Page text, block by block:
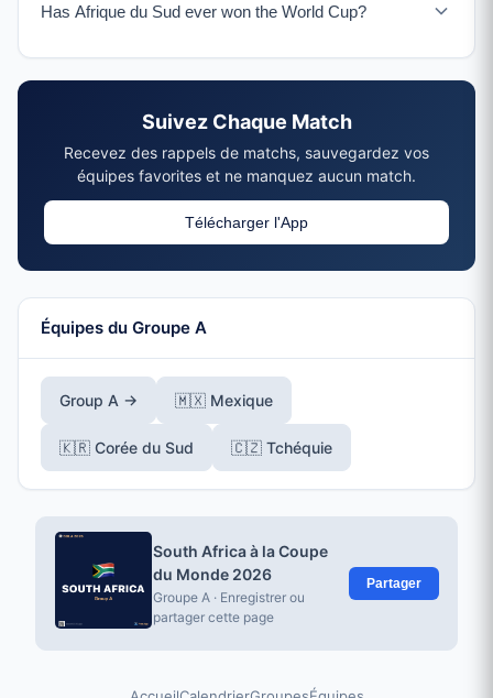
Sud, and a UEFA Playoff winner.
Has Afrique du Sud ever won the World Cup?
Suivez Chaque Match
Recevez des rappels de matchs, sauvegardez vos
équipes favorites et ne manquez aucun match.
Télécharger l'App
Équipes du Groupe A
Group A → 🇲🇽 Mexique
🇰🇷 Corée du Sud 🇨🇿 Tchéquie
South Africa à la Coupe
du Monde 2026
Groupe A · Enregistrer ou
partager cette page
Partager